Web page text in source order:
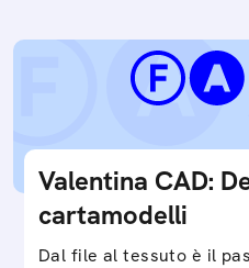
Valentina CAD:
cartamodelli
Dal file al tessuto è il